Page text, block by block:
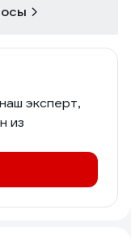
эксперт,
из